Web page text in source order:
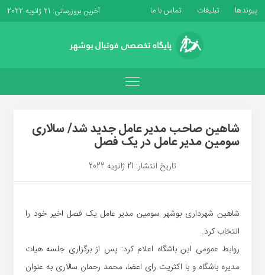
پیوندها تبلیغات تماس با ما آخرین بروزرسانی: 21 ژانویه 2022
شاهین صاحب مدیر عامل جدید شد/ سالاری
سومین مدیر عامل در یک فصل
تاریخ انتشار: 21 ژانویه 2022
شاهین شهرداری بوشهر سومین مدیر عامل یک فصل اخیر خود را
انتخاب کرد.
روابط عمومی این باشگاه اعلام کرد: پس از برگزاری جلسه هیات
مدیره باشگاه و با اکثریت رای اعضا، محمد رحمان سالاری به عنوان